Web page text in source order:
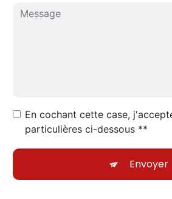
En cochant cette case,
particulières ci-dessous **
Envoyer